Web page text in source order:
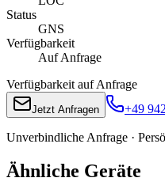
Status
GNS
Verfügbarkeit
Auf Anfrage
Verfügbarkeit auf Anfrage
Jetzt Anfragen +49
Unverbindliche Anfrage ·
Ähnliche Geräte